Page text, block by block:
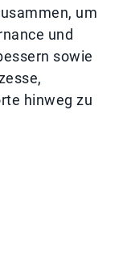
um
und
sowie
hinweg zu